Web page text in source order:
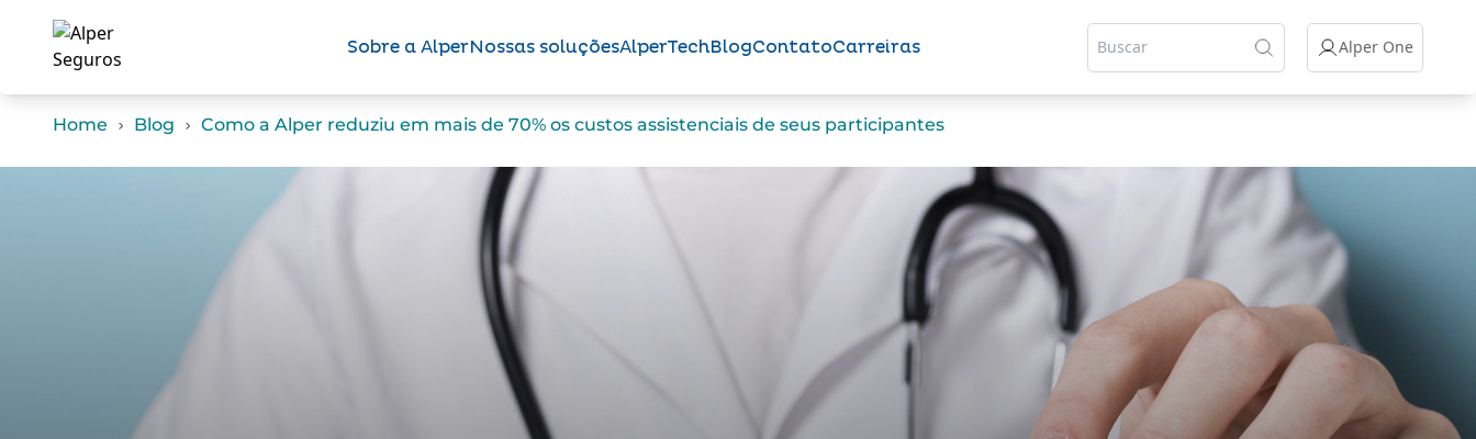
Sobre a AlperNossas soluçõesAlperTechBlogContatoCarreiras Alper One
Home Blog Como a Alper reduziu em mais de 70% os custos assistenciais de seus participantes